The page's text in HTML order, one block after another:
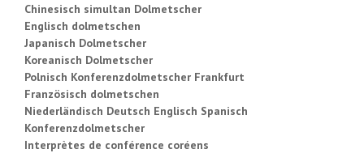
Chinesisch simultan Dolmetscher
Englisch dolmetschen
Japanisch Dolmetscher
Koreanisch Dolmetscher
Polnisch Konferenzdolmetscher Frankfurt
Französisch dolmetschen
Niederländisch Deutsch Englisch Spanisch
Konferenzdolmetscher
Interprètes de conférence coréens